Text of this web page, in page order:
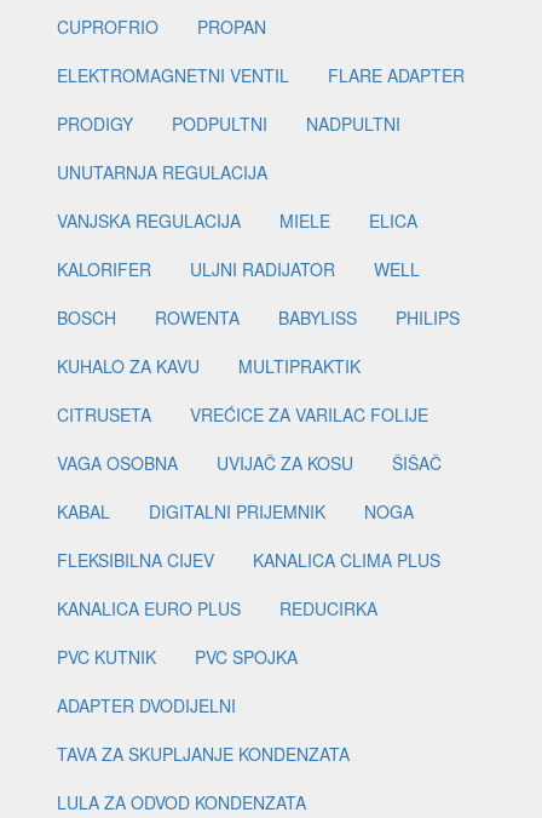
CUPROFRIO
PROPAN
ELEKTROMAGNETNI VENTIL
FLARE ADAPTER
PRODIGY
PODPULTNI
NADPULTNI
UNUTARNJA REGULACIJA
VANJSKA REGULACIJA
MIELE
ELICA
KALORIFER
ULJNI RADIJATOR
WELL
BOSCH
ROWENTA BABYLISS
PHILIPS
KUHALO ZA KAVU
MULTIPRAKTIK
CITRUSETA
VREĆICE ZA VARILAC FOLIJE
VAGA OSOBNA
UVIJAČ ZA KOSU
ŠIŠAČ
KABAL
DIGITALNI PRIJEMNIK
NOGA
FLEKSIBILNA CIJEV
KANALICA CLIMA PLUS
KANALICA EURO PLUS
REDUCIRKA
PVC KUTNIK
PVC SPOJKA
ADAPTER DVODIJELNI
TAVA ZA SKUPLJANJE KONDENZATA
LULA ZA ODVOD KONDENZATA